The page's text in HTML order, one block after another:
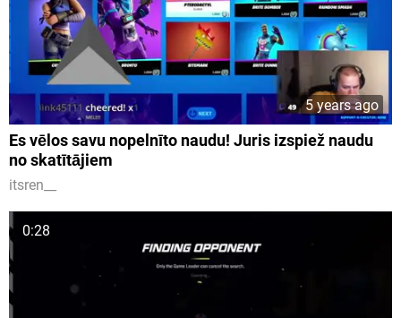
5 years ago
Es vēlos savu nopelnīto naudu! Juris izspiež naudu
no skatītājiem
itsren__
0:28